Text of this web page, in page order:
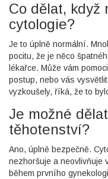
Co dělat, když
cytologie?
Je to úplně normální.
pocitu, že je něco
lékařce. Může vám
postup, nebo vás
vyzkoušely, říká, že to
Je možné
těhotenství?
Ano, úplně bezpečně.
nezhoršuje a neovlivňuje
během prvního